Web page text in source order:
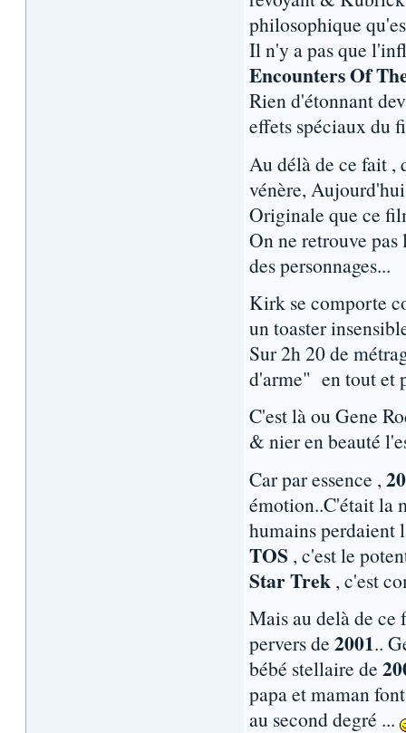
philosophique
Il n'y a pas que
Encounters Of
Rien d'étonnant
effets spéciaux du
Au délà de ce fait ,
vénère,
Originale que ce
On ne retrouve
des personnages...
Kirk se comporte
un toaster
Sur 2h 20 de
d'arme" en tout et
C'est là ou Gene
& nier en beauté
Car par essence ,
émotion..C'était la
humains perdaient
TOS , c'est le
Star Trek , c'est
Mais au delà de
pervers de 2001..
bébé stellaire de
papa et maman
au second degré ...